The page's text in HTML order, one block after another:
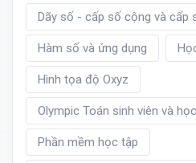
Dãy số - cấp số cộng và cấp
Hàm số và ứng dụng
Hình tọa độ Oxyz
Olympic Toán sinh viên và
Phần mềm học tập